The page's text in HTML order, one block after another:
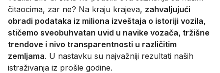
čitaocima, zar ne? Na kraju krajeva, zahvaljujući
obradi podataka iz miliona izveštaja o istoriji vozila,
stičemo sveobuhvatan uvid u navike vozača, tržišne
trendove i nivo transparentnosti u različitim
zemljama. U nastavku su najvažniji rezultati naših
istraživanja iz prošle godine.